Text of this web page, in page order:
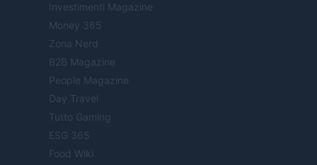
Investimenti Magazine
Money 365
Zona Nerd
B2B Magazine
People Magazine
Day Travel
Tutto Gaming
ESG 365
Food Wiki